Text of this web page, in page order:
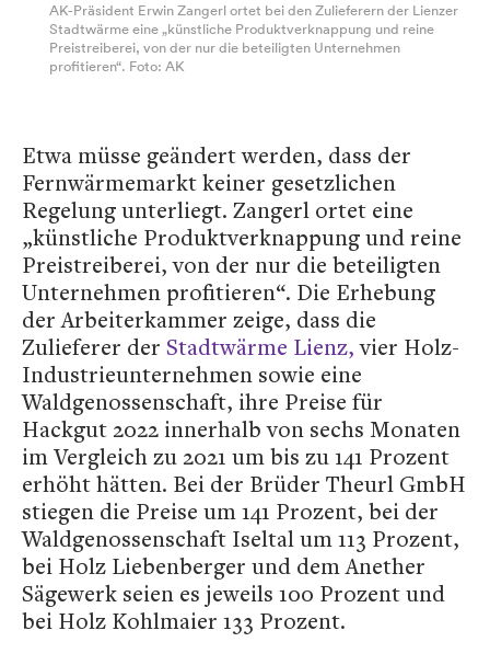
AK-Präsident Erwin Zangerl ortet bei den Zulieferern der Lienzer
Stadtwärme eine „künstliche Produktverknappung und reine
Preistreiberei, von der nur die beteiligten Unternehmen
profitieren“. Foto: AK
Etwa müsse geändert werden, dass der
Fernwärmemarkt keiner gesetzlichen
Regelung unterliegt. Zangerl ortet eine
„künstliche Produktverknappung und reine
Preistreiberei, von der nur die beteiligten
Unternehmen profitieren“. Die Erhebung
der Arbeiterkammer zeige, dass die
Zulieferer der Stadtwärme Lienz,vier Holz-
Industrieunternehmen sowie eine
Waldgenossenschaft, ihre Preise für
Hackgut 2022 innerhalb von sechs Monaten
im Vergleich zu 2021 um bis zu 141 Prozent
erhöht hätten. Bei der Brüder Theurl GmbH
stiegen die Preise um 141 Prozent, bei der
Waldgenossenschaft Iseltal um 113 Prozent,
bei Holz Liebenberger und dem Anether
Sägewerk seien es jeweils 100 Prozent und
bei Holz Kohlmaier 133 Prozent.